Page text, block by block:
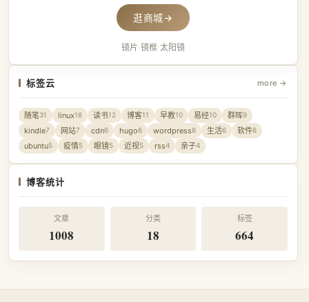
逛商城→
镜片·镜框·太阳镜
标签云 more →
随笔31 linux16 读书12 博客11 早教10 易经10 群晖9
kindle7 网站7 cdn6 hugo6 wordpress6 生活6 软件6
ubuntu5 疫情5 眼镜5 近视5 rss4 亲子4
博客统计
文章
1008
分类
18
标签
664